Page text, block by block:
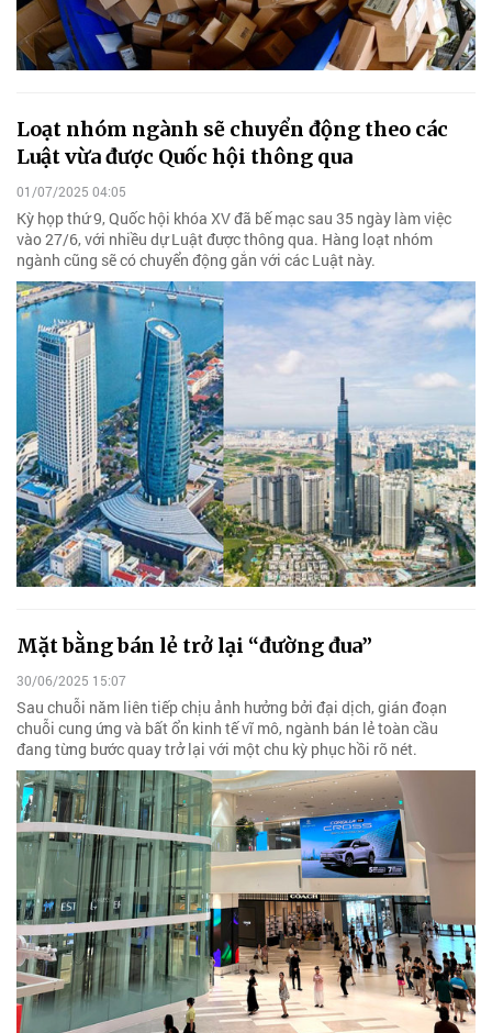
Loạt nhóm ngành sẽ chuyển động theo các
Luật vừa được Quốc hội thông qua
01/07/2025 04:05
Kỳ họp thứ 9, Quốc hội khóa XV đã bế mạc sau 35 ngày làm việc
vào 27/6, với nhiều dự Luật được thông qua. Hàng loạt nhóm
ngành cũng sẽ có chuyển động gắn với các Luật này.
Mặt bằng bán lẻ trở lại “đường đua”
30/06/2025 15:07
Sau chuỗi năm liên tiếp chịu ảnh hưởng bởi đại dịch, gián đoạn
chuỗi cung ứng và bất ổn kinh tế vĩ mô, ngành bán lẻ toàn cầu
đang từng bước quay trở lại với một chu kỳ phục hồi rõ nét.